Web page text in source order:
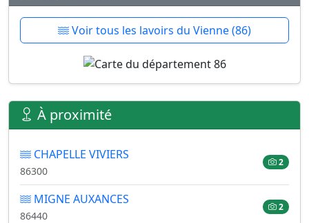
Voir tous les lavoirs du Vienne (86)
À proximité
CHAPELLE VIVIERS
86300
2
MIGNE AUXANCES
86440
2